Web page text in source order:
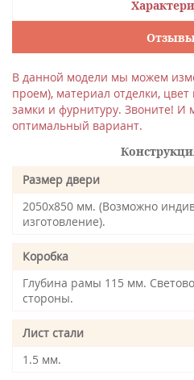
В данной модели мы можем
проем), материал отделки,
замки и фурнитуру. Звоните! И
оптимальный вариант.
Размер двери
2050х850 мм. (Возможно
изготовление).
Коробка
Глубина рамы 115 мм.
стороны.
Лист стали
1.5 мм.